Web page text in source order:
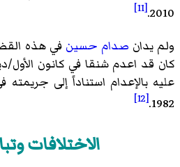
2010.
[11]
ولم يدان صدام حسين في هذه
عليه بالإعدام استناداً إلى
1982.
[12]
الاختلافات